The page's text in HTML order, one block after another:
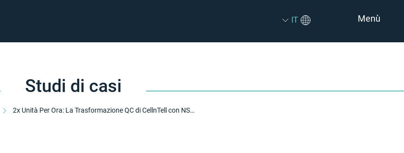
IT Menù
Studi di casi
2х Unità Per Ora: La Trasformazione QC di CellnTell con NSYS